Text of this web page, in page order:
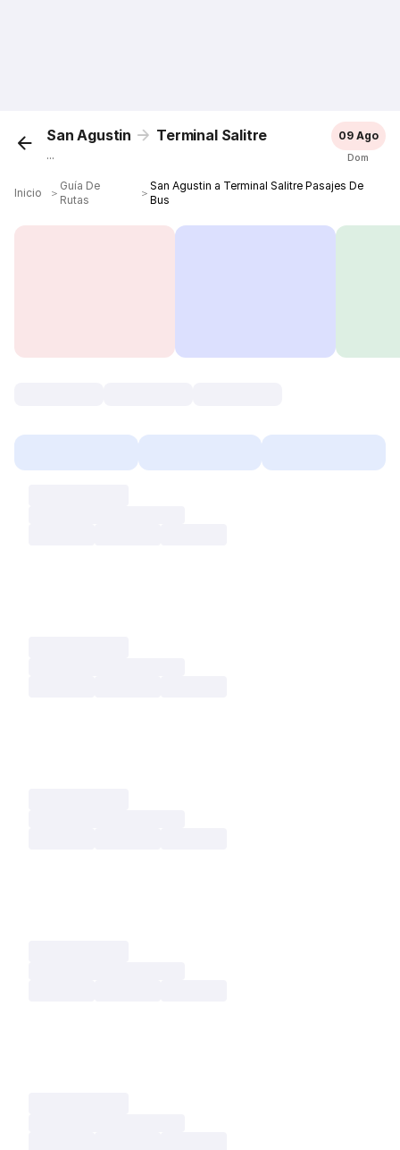
San Agustin Terminal Salitre
...
09 Ago
Dom
Inicio ＞
Guía De
Rutas
＞
San Agustin a Terminal Salitre Pasajes De
Bus